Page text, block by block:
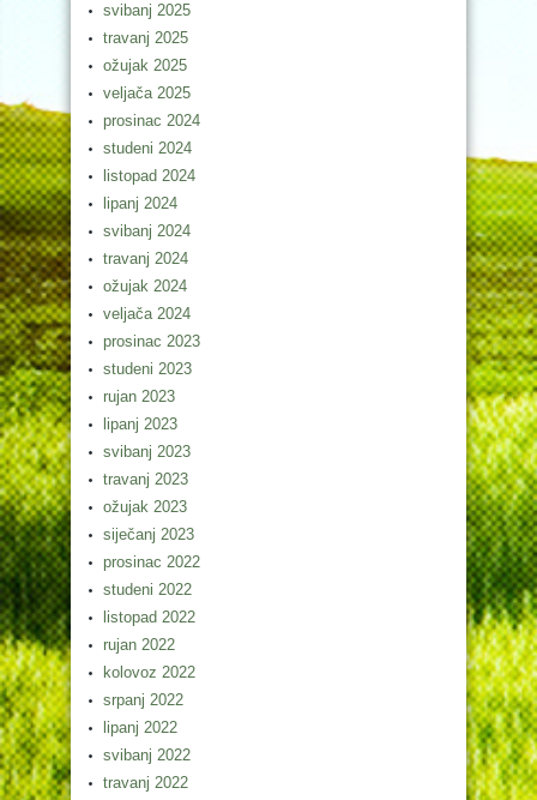
svibanj 2025
travanj 2025
ožujak 2025
veljača 2025
prosinac 2024
studeni 2024
listopad 2024
lipanj 2024
svibanj 2024
travanj 2024
ožujak 2024
veljača 2024
prosinac 2023
studeni 2023
rujan 2023
lipanj 2023
svibanj 2023
travanj 2023
ožujak 2023
siječanj 2023
prosinac 2022
studeni 2022
listopad 2022
rujan 2022
kolovoz 2022
srpanj 2022
lipanj 2022
svibanj 2022
travanj 2022